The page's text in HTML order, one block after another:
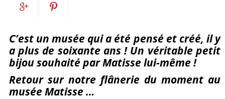
Facebook
sur
Google+
it
C’est un musée qui a été pensé et créé, il y
a plus de soixante ans ! Un véritable petit
bijou souhaité par Matisse lui-même !
Retour sur notre flânerie du moment au
musée Matisse …